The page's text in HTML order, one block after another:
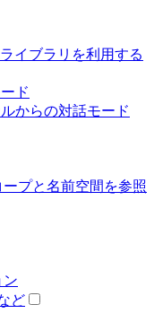
イブラリを利用する
ド
からの対話モード
プと名前空間を参照
ン
ど